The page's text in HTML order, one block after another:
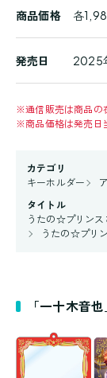
商品価格 各
発売日 2025
※通信販売は商品の
※商品価格は発売日
カテゴリ
キーホルダー
タイトル
うたの☆プリン
うたの☆プリ
「一十木音也